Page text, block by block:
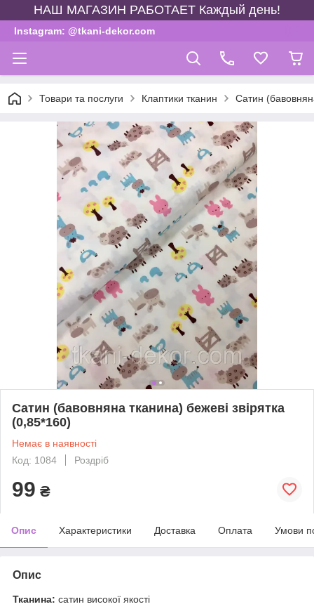
НАШ МАГАЗИН РАБОТАЕТ Каждый день!
Instagram: @tkani-dekor.com
Товари та послуги Клаптики тканин Сатин
Сатин (бавовняна тканина) бежеві звірятка
(0,85*160)
Немає в наявності
Код: 1084
Роздріб
99 ₴
Опис Характеристики Доставка Оплата Умови
Опис
Тканина: сатин високої якості